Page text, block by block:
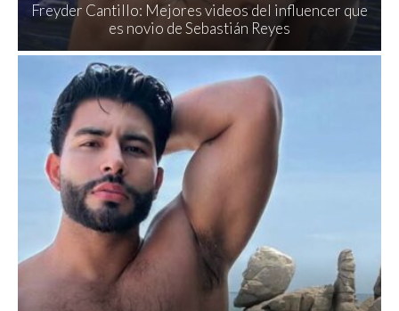
Freyder Cantillo: Mejores videos del influencer que
es novio de Sebastián Reyes